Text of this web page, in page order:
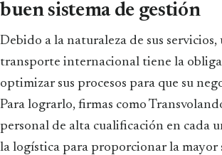
buen sistema de gestión
Debido a la naturaleza de sus servicios,
transporte internacional tiene la
optimizar sus procesos para que su
Para lograrlo, firmas como
personal de alta cualificación en cada
la logística para proporcionar la mayor